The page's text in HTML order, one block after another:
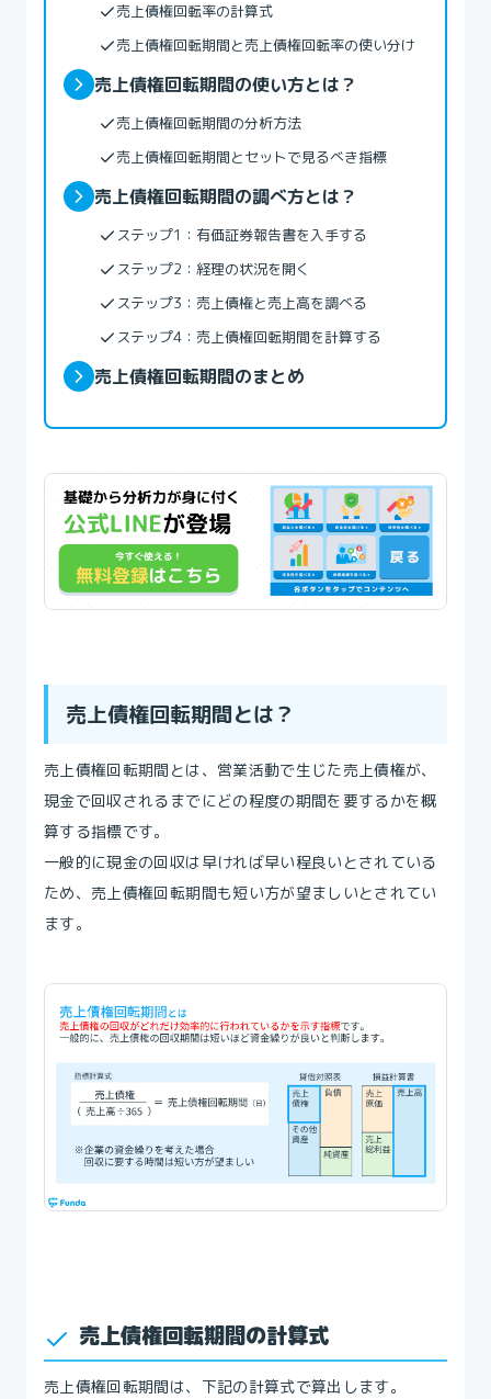
売上債権回転率の計算式
売上債権回転期間と売上債権回転率の使い分け
売上債権回転期間の使い方とは？
売上債権回転期間の分析方法
売上債権回転期間とセットで見るべき指標
売上債権回転期間の調べ方とは？
ステップ1：有価証券報告書を入手する
‍ステップ2：経理の状況を開く
ステップ3：売上債権と売上高を調べる
ステップ4：売上債権回転期間を計算する
売上債権回転期間のまとめ
売上債権回転期間とは？
売上債権回転期間とは、営業活動で生じた売上債権が、
現金で回収されるまでにどの程度の期間を要するかを概
算する指標です。
一般的に現金の回収は早ければ早い程良いとされている
ため、売上債権回転期間も短い方が望ましいとされてい
ます。
売上債権回転期間の計算式
売上債権回転期間は、下記の計算式で算出します。